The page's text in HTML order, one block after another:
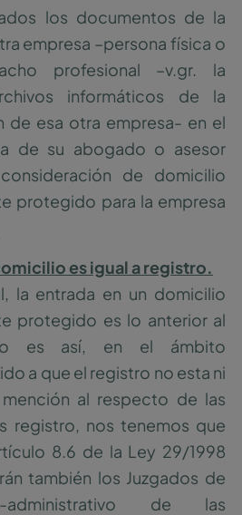
los documentos de la
empresa –persona física o
profesional –v.gr. la
informáticos de la
de esa otra empresa- en el
de su abogado o asesor
de domicilio
protegido para la empresa
es igual a registro.
la entrada en un domicilio
protegido es lo anterior al
es así, en el ámbito
a que el registro no esta ni
al respecto de las
registro, nos tenemos que
8.6 de la Ley 29/1998
también los Juzgados de
administrativo de las